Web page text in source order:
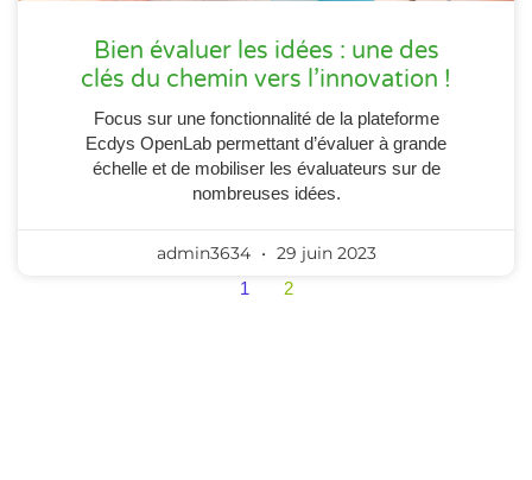
Bien évaluer les idées : une des
clés du chemin vers l’innovation !
Focus sur une fonctionnalité de la plateforme
Ecdys OpenLab permettant d’évaluer à grande
échelle et de mobiliser les évaluateurs sur de
nombreuses idées.
admin3634 29 juin 2023
1 2